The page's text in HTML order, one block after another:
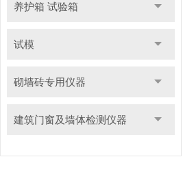
养护箱 试验箱
试模
砌墙砖专用仪器
建筑门窗及墙体检测仪器